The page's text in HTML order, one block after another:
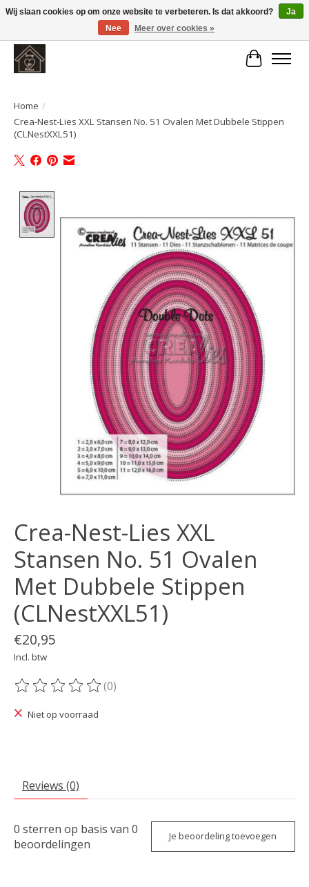
Large selection of products and fast shipping!
Home /
Crea-Nest-Lies XXL Stansen No. 51 Ovalen Met Dubbele Stippen
(CLNestXXL51)
Crea-Nest-Lies XXL
Stansen No. 51 Ovalen
Met Dubbele Stippen
(CLNestXXL51)
€20,95
Incl. btw
De beoordeling van dit product is
(0)
Niet op voorraad
Reviews (0)
0 sterren op basis van 0
beoordelingen
Je beoordeling toevoegen
Wij slaan cookies op om onze website te verbeteren. Is dat akkoord?
Ja
Nee
Meer over cookies »